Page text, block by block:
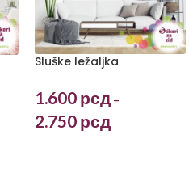
Sluške ležaljka
1.600 рсд –
2.750 рсд